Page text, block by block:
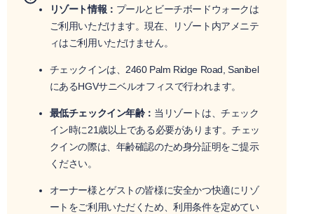
リゾート情報： プールとビーチボードウォークは
ご利用いただけます。現在、リゾート内アメニテ
ィはご利用いただけません。
チェックインは、2460 Palm Ridge Road, Sanibel
にあるHGVサニベルオフィスで行われます。
最低チェックイン年齢： 当リゾートは、チェック
イン時に21歳以上である必要があります。チェッ
クインの際は、年齢確認のため身分証明をご提示
ください。
オーナー様とゲストの皆様に安全かつ快適にリゾ
ートをご利用いただくため、利用条件を定めてい